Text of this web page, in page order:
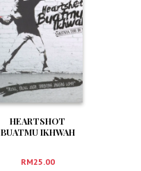
HEARTSHOT
BUATMU IKHWAH
RM25.00